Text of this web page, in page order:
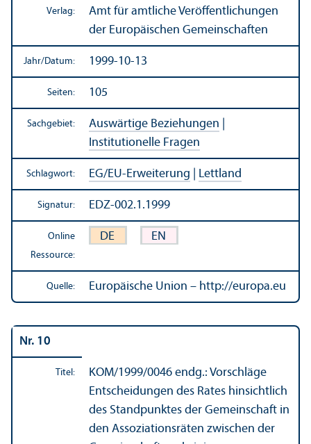
Verlag:
Amt für amtliche Veröffentlichungen
der Europäischen Gemeinschaften
Jahr/Datum: 1999-10-13
Seiten: 105
Sachgebiet: Auswärtige Beziehungen
Institutionelle Fragen
Schlagwort: EG/EU-Erweiterung Lettland
Signatur: EDZ-002.1.1999
Online
Ressource:
DE EN
Quelle: Europäische Union – http://europa.eu
Nr. 10
Titel: KOM/1999/0046 endg.: Vorschläge
Entscheidungen des Rates hinsichtlich
des Standpunktes der Gemeinschaft in
den Assoziations­räten zwischen der